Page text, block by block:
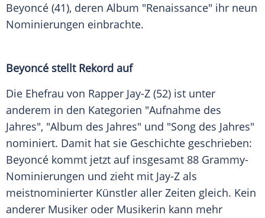
Beyoncé (41), deren Album "Renaissance" ihr neun
Nominierungen einbrachte.
Beyoncé stellt Rekord auf
Die Ehefrau von Rapper Jay-Z (52) ist unter
anderem in den Kategorien "Aufnahme des
Jahres", "Album des Jahres" und "Song des Jahres"
nominiert. Damit hat sie Geschichte geschrieben:
Beyoncé kommt jetzt auf insgesamt 88 Grammy-
Nominierungen und zieht mit Jay-Z als
meistnominierter Künstler aller Zeiten gleich. Kein
anderer Musiker oder Musikerin kann mehr